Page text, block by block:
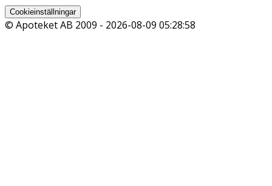
Cookieinställningar
© Apoteket AB 2009 - 2026-08-09 05:28:58